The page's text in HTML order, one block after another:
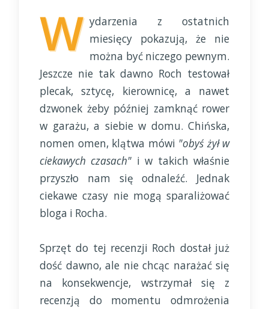
W ydarzenia z ostatnich
miesięcy pokazują, że nie
można być niczego pewnym.
Jeszcze nie tak dawno Roch testował
plecak, sztycę, kierownicę, a nawet
dzwonek żeby później zamknąć rower
w garażu, a siebie w domu. Chińska,
nomen omen, klątwa mówi "obyś żył w
ciekawych czasach" i w takich właśnie
przyszło nam się odnaleźć. Jednak
ciekawe czasy nie mogą sparaliżować
bloga i Rocha.
Sprzęt do tej recenzji Roch dostał już
dość dawno, ale nie chcąc narażać się
na konsekwencje, wstrzymał się z
recenzją do momentu odmrożenia